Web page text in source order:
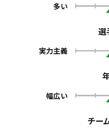
多い
選
実力主義
幅広い
チー